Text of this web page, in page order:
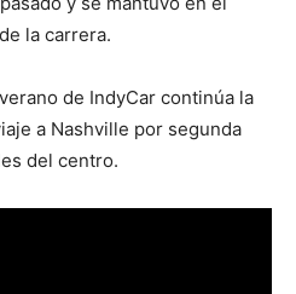
la carrera.
de IndyCar continúa la
a Nashville por segunda
del centro.